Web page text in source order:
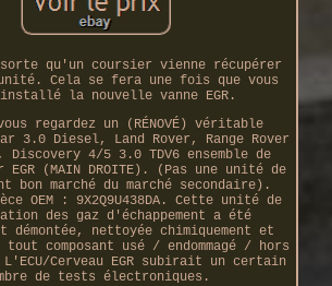
qu'un coursier vienne récupérer
Cela se fera une fois que vous
la nouvelle vanne EGR.
regardez un (RÉNOVÉ) véritable
3.0 Diesel, Land Rover, Range Rover
Discovery 4/5 3.0 TDV6 ensemble de
(MAIN DROITE). (Pas une unité de
bon marché du marché secondaire).
OEM : 9X2Q9U438DA. Cette unité de
des gaz d'échappement a été
démontée, nettoyée chimiquement et
tout composant usé / endommagé / hors
Cerveau EGR subirait un certain
de tests électroniques.